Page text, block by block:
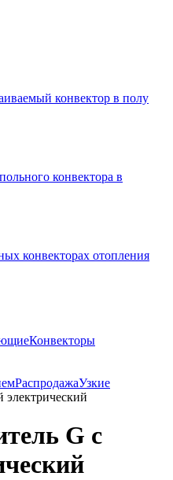
конвектор в полу
конвектора в
конвекторах отопления
Конвекторы
РаспродажаУзкие
электрический
G с